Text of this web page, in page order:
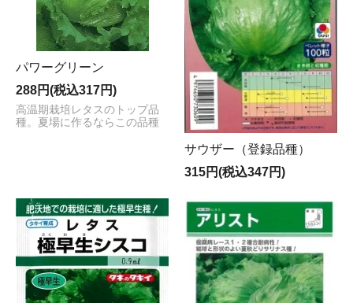
パワーグリーン
288円(税込317円)
高温期栽培レタスのトップ品
種。夏場に作るならこの品種
サウザー（登録品種）
315円(税込347円)